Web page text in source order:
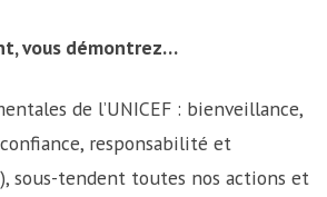
vous démontrez…
de l’UNICEF : bienveillance,
responsabilité et
sous-tendent toutes nos actions et